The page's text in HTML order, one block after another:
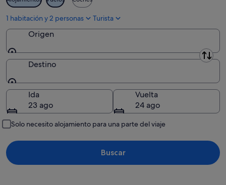
16
ago
1 habitación y 2 personas Turista
Origen
Origen
Destino
Destino
Ida
23 ago
Vuelta
24 ago
Solo necesito alojamiento para una parte del viaje
Buscar